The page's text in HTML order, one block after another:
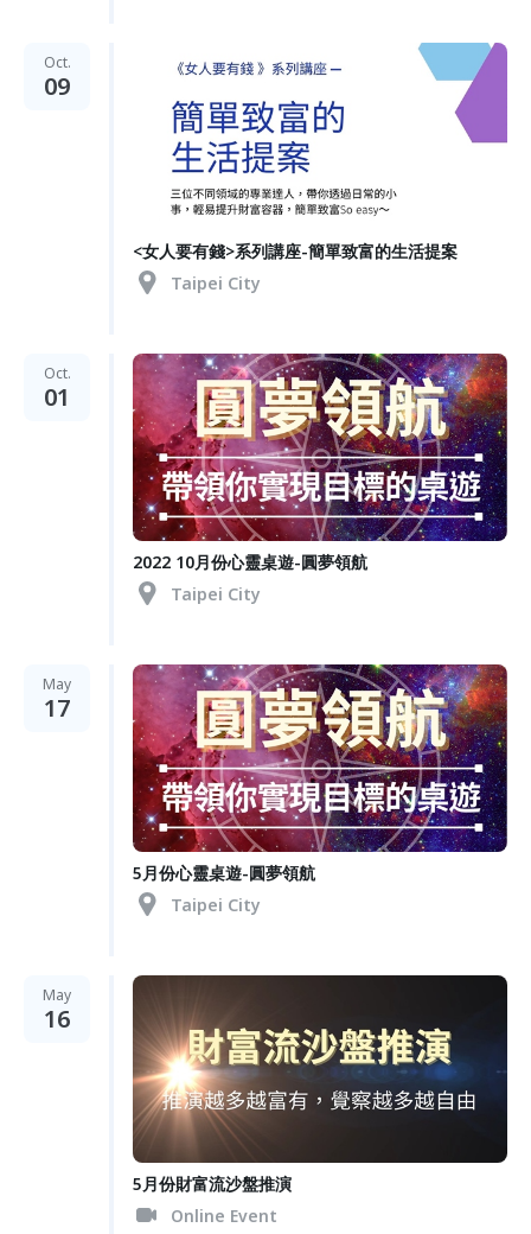
Oct.
09
<女人要有錢>系列講座-簡單致富的生活提案
Taipei City
Oct.
01
2022 10月份心靈桌遊-圓夢領航
Taipei City
May
17
5月份心靈桌遊-圓夢領航
Taipei City
May
16
5月份財富流沙盤推演
Online Event